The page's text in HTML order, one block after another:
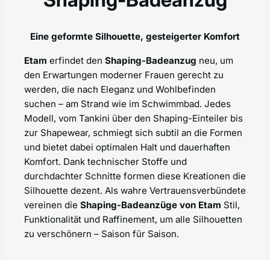
Eine geformte Silhouette, gesteigerter Komfort
Etam erfindet den Shaping-Badeanzug neu, um
den Erwartungen moderner Frauen gerecht zu
werden, die nach Eleganz und Wohlbefinden
suchen – am Strand wie im Schwimmbad. Jedes
Modell, vom Tankini über den Shaping-Einteiler bis
zur Shapewear, schmiegt sich subtil an die Formen
und bietet dabei optimalen Halt und dauerhaften
Komfort. Dank technischer Stoffe und
durchdachter Schnitte formen diese Kreationen die
Silhouette dezent. Als wahre Vertrauensverbündete
vereinen die Shaping-Badeanzüge von Etam Stil,
Funktionalität und Raffinement, um alle Silhouetten
zu verschönern – Saison für Saison.